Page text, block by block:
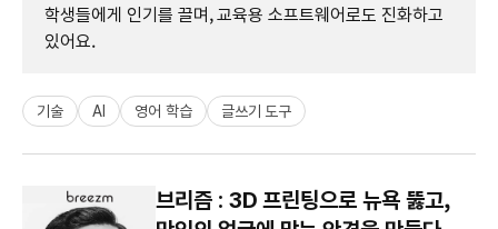
학생들에게 인기를 끌며, 교육용 소프트웨어로도 진화하고
있어요.
기술 AI 영어 학습 글쓰기 도구
브리즘 : 3D 프린팅으로 뉴욕 뚫고,